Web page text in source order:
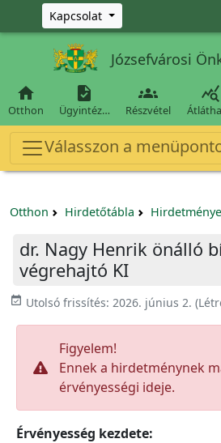
Ugrás a fő tartalomra
Kapcsolat
Józsefvárosi

Otthon

Ügyintéz…

Részvétel

Válasszon a
Otthon Hirdetőtábla
dr. Nagy Henrik önálló
végrehajtó KI
event_available Utolsó frissítés: 2026. június 2.
Figyelem!
Ennek a hirdetménynek
érvényességi ideje.
Érvényesség kezdete: